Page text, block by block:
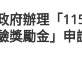
府辦理「
獎勵金」申